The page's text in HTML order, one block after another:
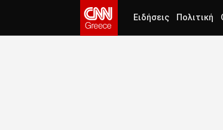
Ειδήσεις Πολιτική